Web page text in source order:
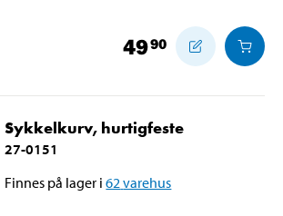
4990
Sykkelkurv, hurtigfeste
27-0151
Finnes på lager i 62varehus